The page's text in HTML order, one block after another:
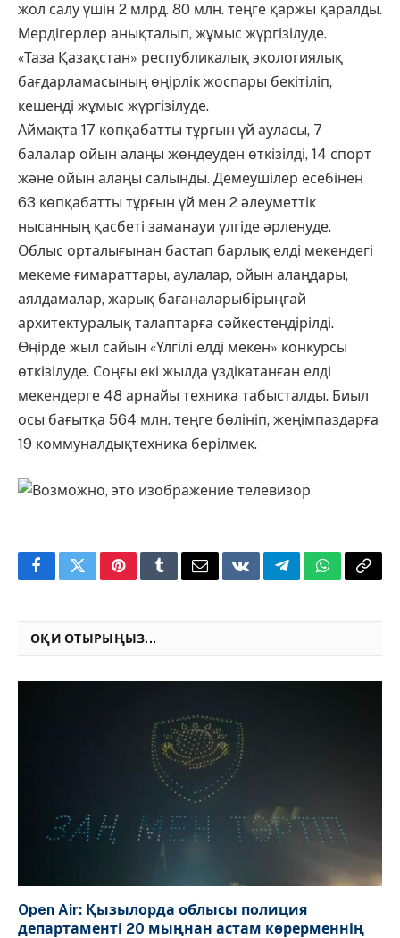
жол салу үшін 2 млрд. 80 млн. теңге қаржы қаралды.
Мердігерлер анықталып, жұмыс жүргізілуде.
«Таза Қазақстан» республикалық экологиялық
бағдарламасының өңірлік жоспары бекітіліп,
кешенді жұмыс жүргізілуде.
Аймақта 17 көпқабатты тұрғын үй ауласы, 7
балалар ойын алаңы жөндеуден өткізілді, 14 спорт
және ойын алаңы салынды. Демеушілер есебінен
63 көпқабатты тұрғын үй мен 2 әлеуметтік
нысанның қасбеті заманауи үлгіде әрленуде.
Облыс орталығынан бастап барлық елді мекендегі
мекеме ғимараттары, аулалар, ойын алаңдары,
аялдамалар, жарық бағаналарыбірыңғай
архитектуралық талаптарға сәйкестендірілді.
Өңірде жыл сайын «Үлгілі елді мекен» конкурсы
өткізілуде. Соңғы екі жылда үздікатанған елді
мекендерге 48 арнайы техника табысталды. Биыл
осы бағытқа 564 млн. теңге бөлініп, жеңімпаздарға
19 коммуналдықтехника берілмек.
FacebookTwitterPinterestTumblrEmailVKontakteTelegramWhatsApp
Copy
ОҚИ ОТЫРЫҢЫЗ...
Open Air: Қызылорда облысы полиция
департаменті 20 мыңнан астам көрерменнің